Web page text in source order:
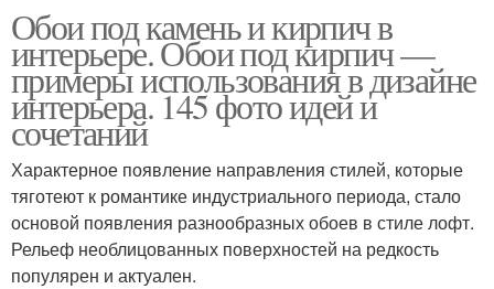
Обои под камень и кирпич в
интерьере. Обои под кирпич —
примеры использования в дизайне
интерьера. 145 фото идей и
сочетаний
Характерное появление направления стилей, которые
тяготеют к романтике индустриального периода, стало
основой появления разнообразных обоев в стиле лофт.
Рельеф необлицованных поверхностей на редкость
популярен и актуален.